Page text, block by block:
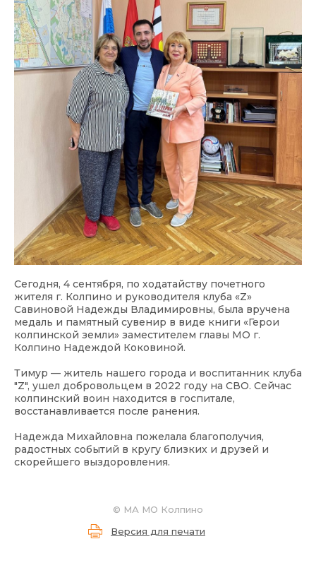
Сегодня, 4 сентября, по ходатайству почетного
жителя г. Колпино и руководителя клуба «Z»
Савиновой Надежды Владимировны, была вручена
медаль и памятный сувенир в виде книги «Герои
колпинской земли» заместителем главы МО г.
Колпино Надеждой Коковиной.
Тимур — житель нашего города и воспитанник клуба
"Z", ушел добровольцем в 2022 году на СВО. Сейчас
колпинский воин находится в госпитале,
восстанавливается после ранения.
Надежда Михайловна пожелала благополучия,
радостных событий в кругу близких и друзей и
скорейшего выздоровления.
© МА МО Колпино
Версия для печати